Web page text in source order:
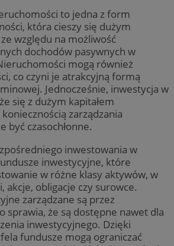
to jedna z form
która cieszy się dużym
względu na możliwość
dochodów pasywnych w
mogą również
co czyni je atrakcyjną formą
Jednocześnie, inwestycja w
się z dużym kapitałem
zarządzania
być czasochłonne.
inwestowania w
inwestycyjne, które
w różne klasy aktywów, w
akcje, obligacje czy surowce.
zarządzane są przez
sprawia, że są dostępne nawet dla
inwestycyjnego. Dzięki
fundusze mogą ograniczać